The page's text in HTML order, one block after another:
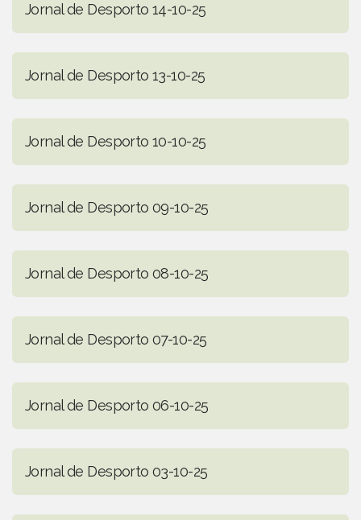
Jornal de Desporto 14-10-25
Jornal de Desporto 13-10-25
Jornal de Desporto 10-10-25
Jornal de Desporto 09-10-25
Jornal de Desporto 08-10-25
Jornal de Desporto 07-10-25
Jornal de Desporto 06-10-25
Jornal de Desporto 03-10-25